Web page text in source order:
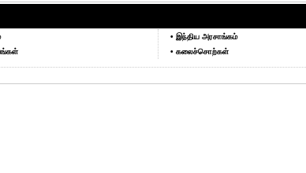
• இந்திய அரசாங்கம்
• கலைச்சொற்கள்